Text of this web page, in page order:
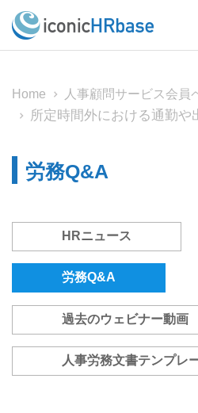
Home 人事顧問サービス会員
所定時間外における通勤
労務Q&A
HRニュース
労務Q&A
過去のウェビナー動画
人事労務文書テンプレ